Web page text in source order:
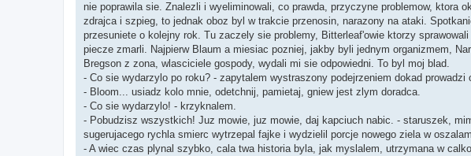
nie poprawila sie. Znalezli i wyeliminowali, co prawda, przyczyne problemow, ktora
zdrajca i szpieg, to jednak oboz byl w trakcie przenosin, narazony na ataki.
przesuniete o kolejny rok. Tu zaczely sie problemy, Bitterleaf'owie ktorzy sprawowali
piecze zmarli. Najpierw Blaum a miesiac pozniej, jakby byli jednym organizmem,
Bregson z zona, wlasciciele gospody, wydali mi sie odpowiedni. To byl moj blad.
- Co sie wydarzylo po roku? - zapytalem wystraszony podejrzeniem dokad prowadzi
- Bloom... usiadz kolo mnie, odetchnij, pamietaj, gniew jest zlym doradca.
- Co sie wydarzylo! - krzyknalem.
- Pobudzisz wszystkich! Juz mowie, juz mowie, daj kapciuch nabic. - staruszek,
sugerujacego rychla smierc wytrzepal fajke i wydzielil porcje nowego ziela w
- A wiec czas plynal szybko, cala twa historia byla, jak myslalem, utrzymana w